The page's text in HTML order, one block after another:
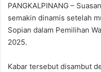
PANGKALPINANG –
semakin dinamis setelah
Sopian dalam Pemilihan
2025.
Kabar tersebut disambut